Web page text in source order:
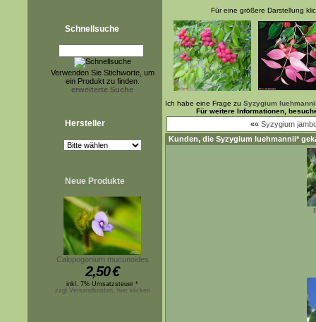
Schnellsuche
Verwenden Sie Stichworte, um
ein Produkt zu finden.
erweiterte Suche
Hersteller
Neue Produkte
Calopogonium mucunoides
2,50€
inkl. 7% Umsatzsteuer *
zzgl.Versandkosten, hier klicken
Für eine größere Darstellung
Ich habe eine Frage zu Syzygium
Für weitere Informationen,
«« Syzygium
Kunden, die Syzygium luehmannii*